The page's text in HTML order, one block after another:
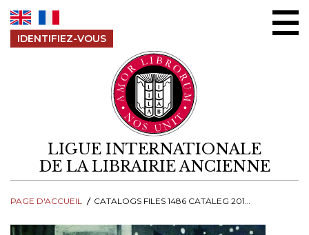
IDENTIFIEZ-VOUS
LIGUE INTERNATIONALE
DE LA LIBRAIRIE ANCIENNE
PAGE D'ACCUEIL CATALOGS FILES 1486 CATALEG 20108